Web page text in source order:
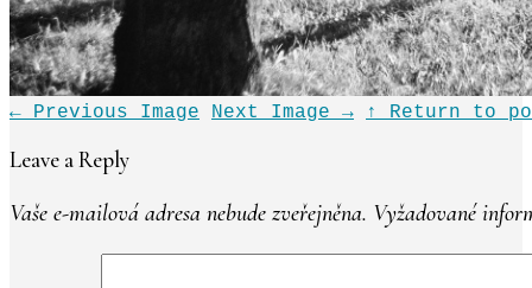
← Previous Image Next Image → ↑ Return to
Leave a Reply
Vaše e-mailová adresa nebude zveřejněna. Vyžadované